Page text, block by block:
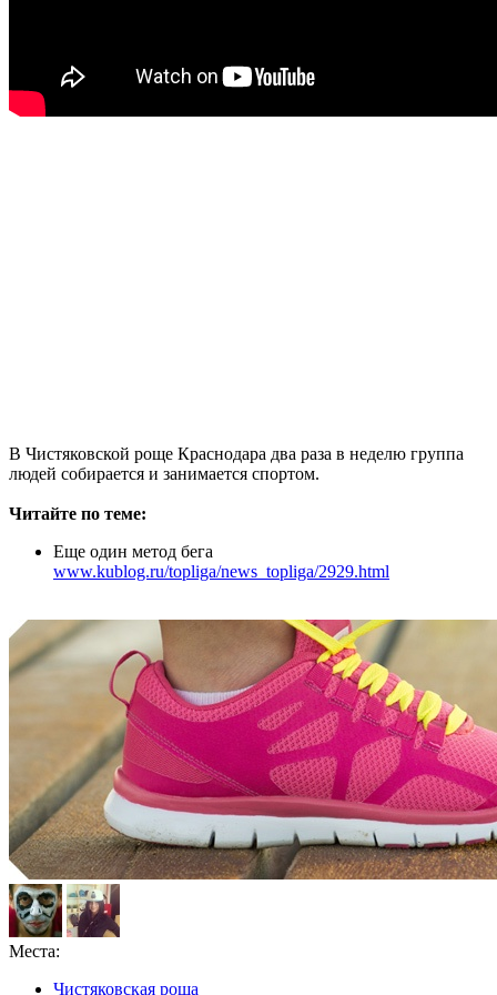
В Чистяковской роще Краснодара два раза в неделю группа
людей собирается и занимается спортом.
Читайте по теме:
Еще один метод бега
www.kublog.ru/topliga/news_topliga/2929.html
Места:
Чистяковская роща